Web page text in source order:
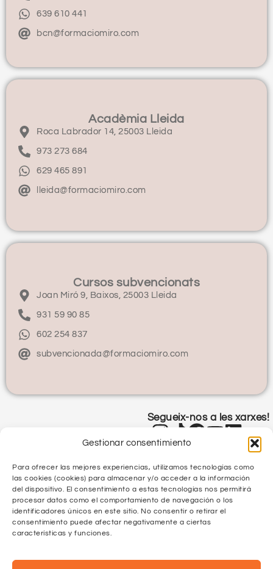
Gestionar consentimiento
Para ofrecer las mejores experiencias, utilizamos tecnologías como
las cookies (cookies) para almacenar y/o acceder a la información
del dispositivo. El consentimiento a estas tecnologías nos permitirá
procesar datos como el comportamiento de navegación o los
identificadores únicos en este sitio. No consentir o retirar el
consentimiento puede afectar negativamente a ciertas
características y funciones.
639 610 441
bcn@formaciomiro.com
Acadèmia Lleida
Roca Labrador 14, 25003 Lleida
973 273 684
629 465 891
lleida@formaciomiro.com
Cursos subvencionats
Joan Miró 9, Baixos, 25003 Lleida
931 59 90 85
602 254 837
subvencionada@formaciomiro.com
Segueix-nos a les xarxes!
Política de Privacitat
Política de Qualitat